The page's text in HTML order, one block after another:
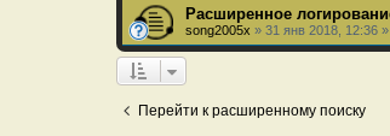
Расширенное
song2005x » 31 янв 2018, 12:36
Перейти к расширенному поиску